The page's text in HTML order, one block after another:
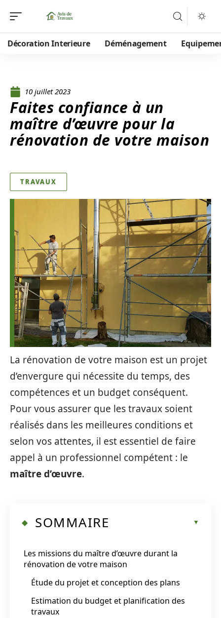
Décoration Interieure Déménagement
10 juillet 2023
Faites confiance à un
maître d’œuvre pour la
rénovation de votre maison
TRAVAUX
La rénovation de votre maison est un projet
d’envergure qui nécessite du temps, des
compétences et un budget conséquent.
Pour vous assurer que les travaux soient
réalisés dans les meilleures conditions et
selon vos attentes, il est essentiel de faire
appel à un professionnel compétent : le
maître d’œuvre.
SOMMAIRE
Les missions du maître d’œuvre durant la
rénovation de votre maison
Étude du projet et conception des plans
Estimation du budget et planification des
travaux